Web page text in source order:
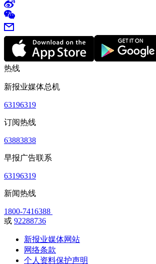
热线
新报业媒体总机
63196319
订阅热线
63883838
早报广告联系
63196319
新闻热线
1800-7416388
或 92288736
新报业媒体网站
网络条款
个人资料保护声明